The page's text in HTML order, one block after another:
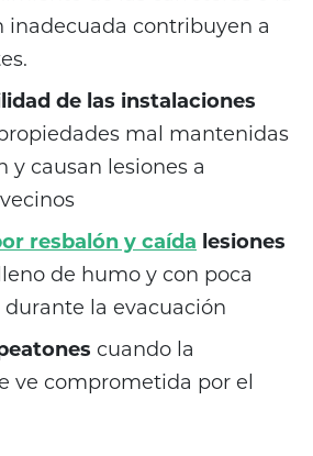
inadecuada contribuyen a
de las instalaciones
mal mantenidas
y causan lesiones a
resbalón y caída lesiones
de humo y con poca
la evacuación
cuando la
ve comprometida por el